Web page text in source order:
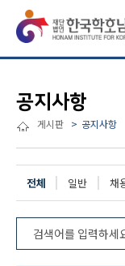
공지사항
게시판 공지사항
전체 일반 채
전체 652건